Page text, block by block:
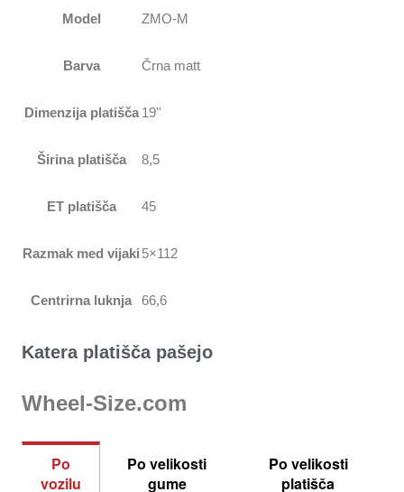
Model ZMO-M
Barva Črna matt
Dimenzija platišča 19''
Širina platišča 8,5
ET platišča 45
Razmak med vijaki 5×112
Centrirna luknja 66,6
Katera platišča pašejo
Wheel-Size.com